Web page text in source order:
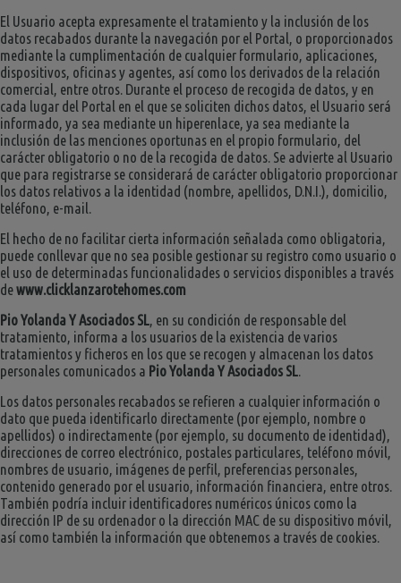
El Usuario acepta expresamente el tratamiento y la inclusión de los
datos recabados durante la navegación por el Portal, o proporcionados
mediante la cumplimentación de cualquier formulario, aplicaciones,
dispositivos, oficinas y agentes, así como los derivados de la relación
comercial, entre otros. Durante el proceso de recogida de datos, y en
cada lugar del Portal en el que se soliciten dichos datos, el Usuario será
informado, ya sea mediante un hiperenlace, ya sea mediante la
inclusión de las menciones oportunas en el propio formulario, del
carácter obligatorio o no de la recogida de datos. Se advierte al Usuario
que para registrarse se considerará de carácter obligatorio proporcionar
los datos relativos a la identidad (nombre, apellidos, D.N.I.), domicilio,
teléfono, e-mail.
El hecho de no facilitar cierta información señalada como obligatoria,
puede conllevar que no sea posible gestionar su registro como usuario o
el uso de determinadas funcionalidades o servicios disponibles a través
dewww.clicklanzarotehomes.com
Pio Yolanda Y Asociados SL, en su condición de responsable del
tratamiento, informa a los usuarios de la existencia de varios
tratamientos y ficheros en los que se recogen y almacenan los datos
personales comunicados a Pio Yolanda Y Asociados SL.
Los datos personales recabados se refieren a cualquier información o
dato que pueda identificarlo directamente (por ejemplo, nombre o
apellidos) o indirectamente (por ejemplo, su documento de identidad),
direcciones de correo electrónico, postales particulares, teléfono móvil,
nombres de usuario, imágenes de perfil, preferencias personales,
contenido generado por el usuario, información financiera, entre otros.
También podría incluir identificadores numéricos únicos como la
dirección IP de su ordenador o la dirección MAC de su dispositivo móvil,
así como también la información que obtenemos a través de cookies.